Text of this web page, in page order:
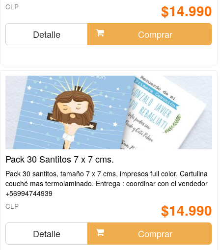
$14.990
CLP
Detalle Comprar
Pack 30 Santitos 7 x 7 cms.
Pack 30 santitos, tamaño 7 x 7 cms, impresos full color. Cartulina
couché mas termolaminado. Entrega : coordinar con el vendedor
+56994744939
$14.990
CLP
Detalle Comprar